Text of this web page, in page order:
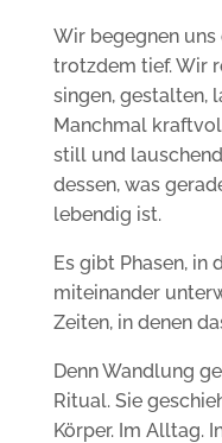
Wir begegnen
trotzdem tief. Wir
singen, gestalten,
Manchmal
still und
dessen, was
lebendig ist.
Es gibt Phasen, in
miteinander
Zeiten, in denen
Denn Wandlung
Ritual. Sie
Körper. Im Alltag.